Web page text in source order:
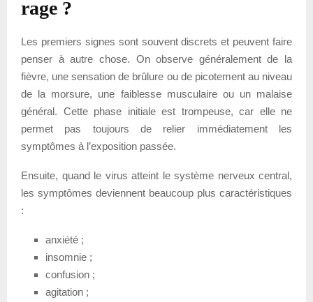
rage ?
Les premiers signes sont souvent discrets et peuvent faire
penser à autre chose. On observe généralement de la
fièvre, une sensation de brûlure ou de picotement au niveau
de la morsure, une faiblesse musculaire ou un malaise
général. Cette phase initiale est trompeuse, car elle ne
permet pas toujours de relier immédiatement les
symptômes à l’exposition passée.
Ensuite, quand le virus atteint le système nerveux central,
les symptômes deviennent beaucoup plus caractéristiques
:
anxiété ;
insomnie ;
confusion ;
agitation ;